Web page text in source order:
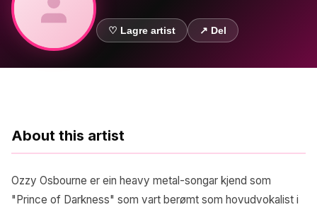
♡ Lagre artist ↗ Del
About this artist
Ozzy Osbourne er ein heavy metal-songar kjend som
"Prince of Darkness" som vart berømt som hovudvokalist i